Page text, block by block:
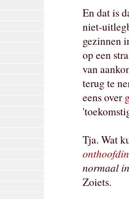
En dat is
niet-
gezinnen
op een
van
terug te
eens over
Tja. Wat
normaal
Zoiets.